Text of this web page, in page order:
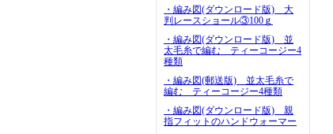
・編み図(ダウンロード版) 大
判レースショール③100ｇ
・編み図(ダウンロード版) 並
太毛糸で編む ティーコージー4
種類
・編み図(郵送版) 並太毛糸で
編む ティーコージー4種類
・編み図(ダウンロード版) 親
指フィットのハンドウォーマー